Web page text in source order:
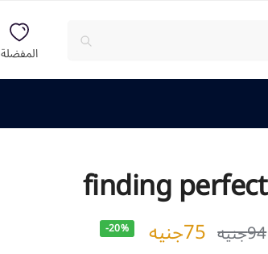
المفضلة
finding perfect
94جنيه 75جنيه -20%